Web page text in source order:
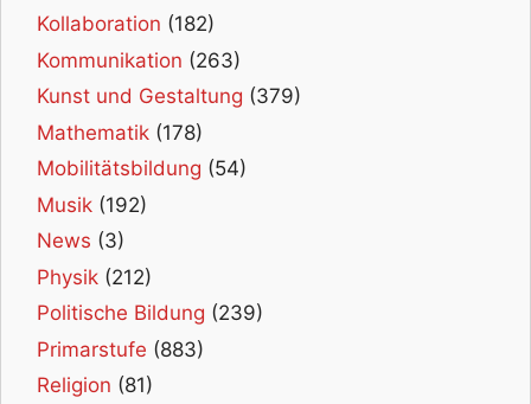
Kollaboration (182)
Kommunikation (263)
Kunst und Gestaltung (379)
Mathematik (178)
Mobilitätsbildung (54)
Musik (192)
News (3)
Physik (212)
Politische Bildung (239)
Primarstufe (883)
Religion (81)